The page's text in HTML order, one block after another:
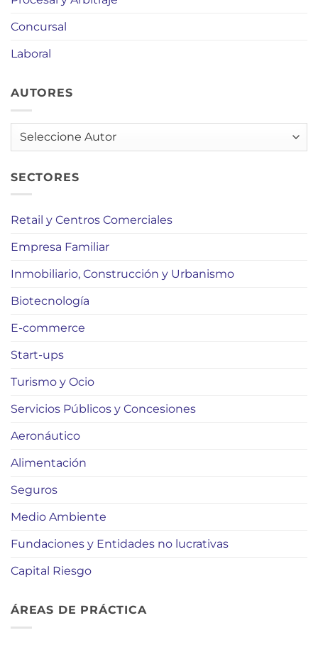
Concursal
Laboral
AUTORES
AUTORES
SECTORES
Retail y Centros Comerciales
Empresa Familiar
Inmobiliario, Construcción y Urbanismo
Biotecnología
E-commerce
Start-ups
Turismo y Ocio
Servicios Públicos y Concesiones
Aeronáutico
Alimentación
Seguros
Medio Ambiente
Fundaciones y Entidades no lucrativas
Capital Riesgo
ÁREAS DE PRÁCTICA